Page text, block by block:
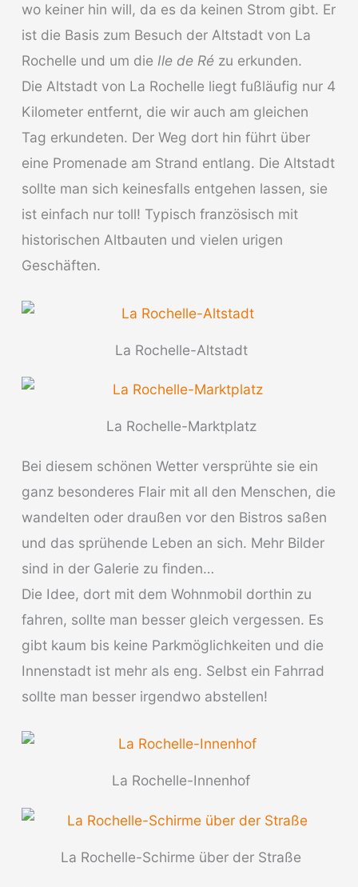
wo keiner hin will, da es da keinen Strom gibt. Er
ist die Basis zum Besuch der Altstadt von La
Rochelle und um die Ile de Rézu erkunden.
Die Altstadt von La Rochelle liegt fußläufig nur 4
Kilometer entfernt, die wir auch am gleichen
Tag erkundeten. Der Weg dort hin führt über
eine Promenade am Strand entlang. Die Altstadt
sollte man sich keinesfalls entgehen lassen, sie
ist einfach nur toll! Typisch französisch mit
historischen Altbauten und vielen urigen
Geschäften.
La Rochelle-Altstadt
La Rochelle-Marktplatz
Bei diesem schönen Wetter versprühte sie ein
ganz besonderes Flair mit all den Menschen, die
wandelten oder draußen vor den Bistros saßen
und das sprühende Leben an sich. Mehr Bilder
sind in der Galerie zu finden…
Die Idee, dort mit dem Wohnmobil dorthin zu
fahren, sollte man besser gleich vergessen. Es
gibt kaum bis keine Parkmöglichkeiten und die
Innenstadt ist mehr als eng. Selbst ein Fahrrad
sollte man besser irgendwo abstellen!
La Rochelle-Innenhof
La Rochelle-Schirme über der Straße